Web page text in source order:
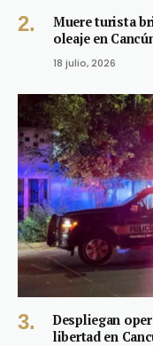
Muere turista
oleaje en
18 julio, 2026
Despliegan
libertad en